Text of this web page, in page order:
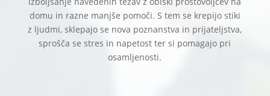
domu in razne manjše pomoči. S tem se krepijo stiki
z ljudmi, sklepajo se nova poznanstva in prijateljstva,
sprošča se stres in napetost ter si pomagajo pri
osamljenosti.